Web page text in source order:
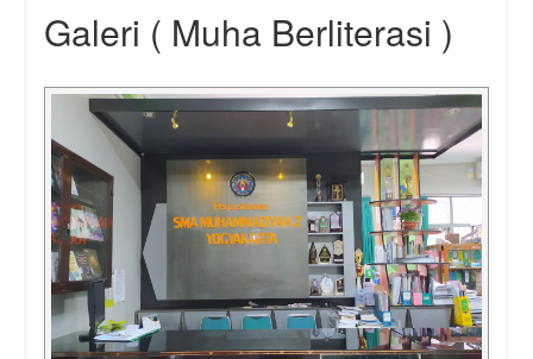
Galeri ( Muha Berliterasi )